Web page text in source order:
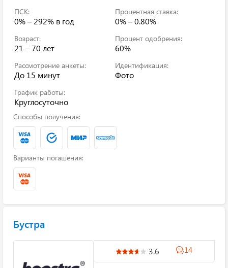
ПСК:
0% – 292% в год
Процентная ставка:
0% – 0.80%
Возраст:
21 – 70 лет
Процент одобрения:
60%
Рассмотрение анкеты:
До 15 минут
Идентификация:
Фото
График работы:
Круглосуточно
Способы получения:
Варианты погашения:
Бустра
3.6 14